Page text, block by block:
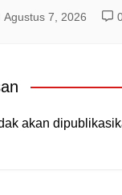
Agustus 7, 2026
akan